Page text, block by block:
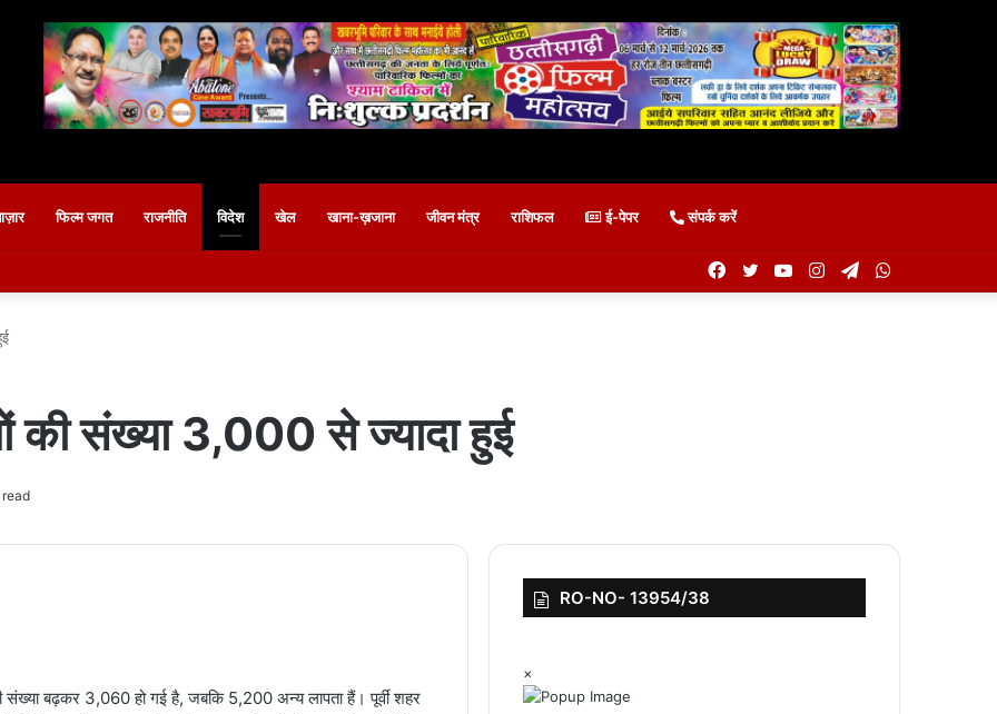
फिल्म जगत राजनीति विदेश खेल खाना-ख़जाना जीवन मंत्र राशिफल ई-पेपर संपर्क करें
Telegram
Instagram
YouTube
Twitter
Facebook
की संख्या 3,000 से ज्यादा हुई
संख्या बढ़कर 3,060 हो गई है, जबकि 5,200 अन्य लापता हैं। पूर्वी शहर
RO-NO- 13954/38
×